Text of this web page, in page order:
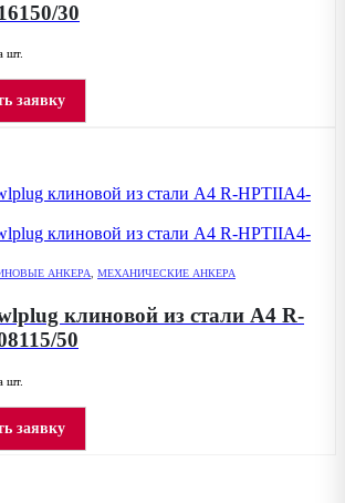
30
шт.
заявку
АНКЕРА, МЕХАНИЧЕСКИЕ АНКЕРА
клиновой из стали А4 R-
50
шт.
заявку